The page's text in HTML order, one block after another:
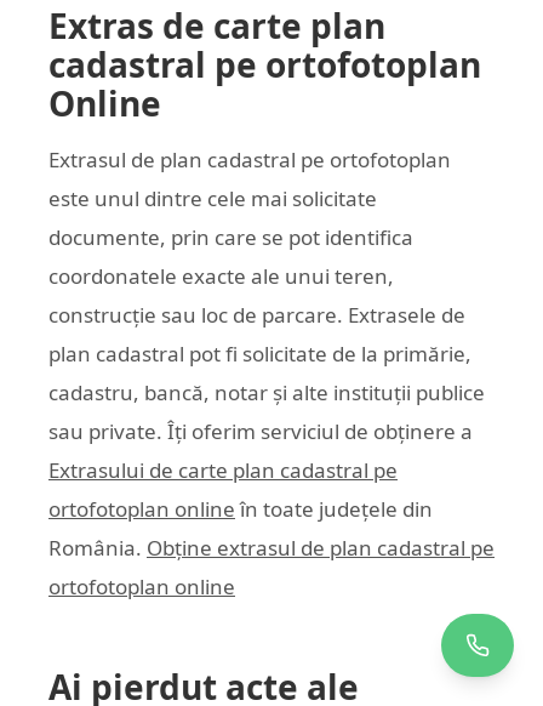
Extras de carte plan
cadastral pe ortofotoplan
Online
Extrasul de plan cadastral pe ortofotoplan
este unul dintre cele mai solicitate
documente, prin care se pot identifica
coordonatele exacte ale unui teren,
construcție sau loc de parcare. Extrasele de
plan cadastral pot fi solicitate de la primărie,
cadastru, bancă, notar și alte instituții publice
sau private. Îți oferim serviciul de obținere a
Extrasului de carte plan cadastral pe
ortofotoplan online în toate județele din
România. Obține extrasul de plan cadastral pe
ortofotoplan online
Ai pierdut acte ale